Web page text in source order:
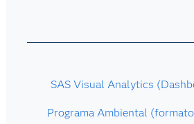
SAS Visual Analytics
Programa Ambiental